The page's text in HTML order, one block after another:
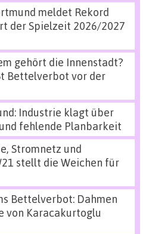
meldet Rekord
der Spielzeit 2026/2027
gehört die Innenstadt?
Bettelverbot vor der
Industrie klagt über
fehlende Planbarkeit
Stromnetz und
stellt die Weichen für
Bettelverbot: Dahmen
von Karacakurtoglu